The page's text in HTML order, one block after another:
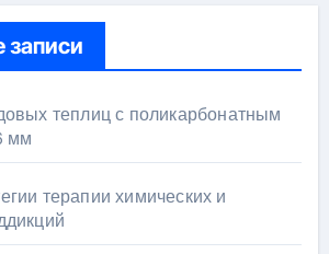
записи
теплиц с поликарбонатным
мм
терапии химических и